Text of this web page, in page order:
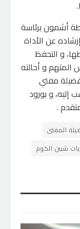
أشمون برئاسة
عن الأداة
و التحفظ
المتهم و أحالته
مفتي
إليه، و بورود
.
المفتى
شبين الكوم